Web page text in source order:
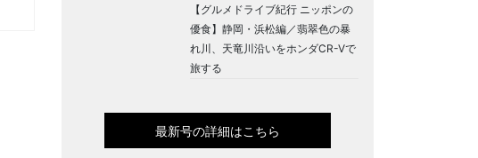
【グルメドライブ紀行 ニッポンの
優食】静岡・浜松編／翡翠色の暴
れ川、天竜川沿いをホンダCR-Vで
旅する
最新号の詳細はこちら